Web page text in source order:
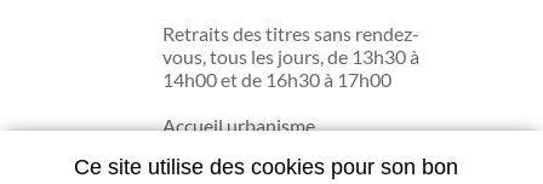
Ce site utilise des cookies pour son bon
Retraits des titres sans rendez-
vous, tous les jours, de 13h30 à
14h00 et de 16h30 à 17h00
Accueil urbanisme
17h30.